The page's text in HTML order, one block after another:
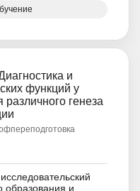
и
функций у
генеза
образования и